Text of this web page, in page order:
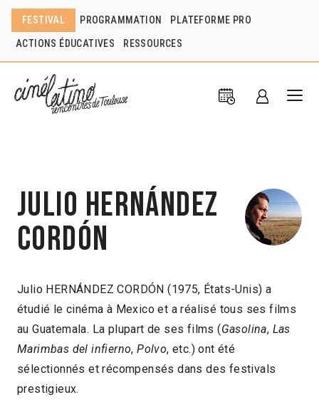
FESTIVAL PROGRAMMATION PLATEFORME PRO
ACTIONS ÉDUCATIVES RESSOURCES
Julio Hernández
Cordón
Julio HERNÁNDEZ CORDÓN (1975, États-Unis) a
étudié le cinéma à Mexico et a réalisé tous ses films
au Guatemala. La plupart de ses films (Gasolina, Las
Marimbas del infierno,Polvo, etc.) ont été
sélectionnés et récompensés dans des festivals
prestigieux.